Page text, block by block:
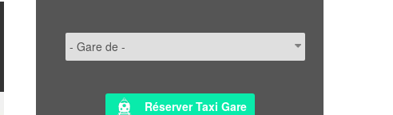
Réserver Taxi Gare